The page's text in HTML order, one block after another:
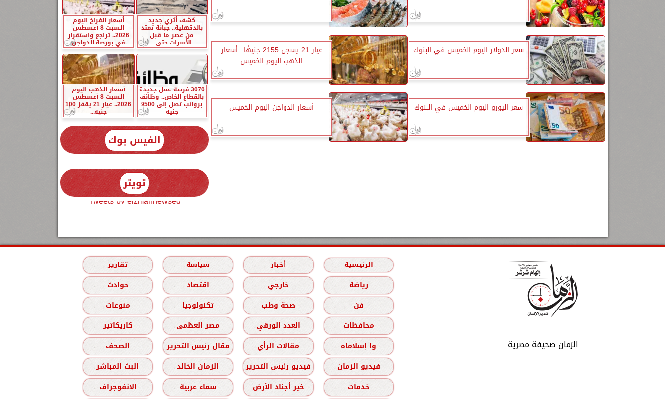
سعر الدولار اليوم الخميس في البنوك
عيار 21 يسجل 2155 جنيهًا.. أسعار
الذهب اليوم الخميس
سعر اليورو اليوم الخميس في البنوك أسعار الدواجن اليوم الخميس
كشف أثري جديد
بالدقهلية.. جبانة تمتد
من عصر ما قبل
الأسرات حتى...
أسعار الفراخ اليوم
السبت 8 أغسطس
2026.. تراجع واستقرار
في بورصة الدواجن
3070 فرصة عمل جديدة
بالقطاع الخاص.. وظائف
برواتب تصل إلى 9500
جنيه
أسعار الذهب اليوم
السبت 8 أغسطس
2026.. عيار 21 يقفز 100
جنيه...
الفيس بوك
تويتر
Tweets by elzmannewseg
الزمان صحيفة مصرية
الرئيسية أخبار سياسة
تقارير
رياضة
خارجي اقتصاد
حوادث
فن
صحة وطب تكنولوجيا
منوعات
محافظات
العدد الورقي مصر العظمى
كاريكاتير
وا إسلاماه
مقالات الرأي مقال رئيس التحرير
الصحف
فيديو الزمان
فيديو رئيس التحرير الزمان الخالد
البث المباشر
خدمات
خير أجناد الأرض سماء عربية الانفوجراف